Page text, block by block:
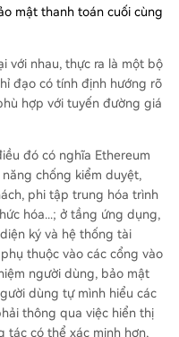
mật thanh toán cuối cùng
với nhau, thực ra là một bộ
đạo có tính định hướng rõ
hợp với tuyến đường giá
đó có nghĩa Ethereum
chống kiểm duyệt,
phi tập trung hóa trình
hóa...; ở tầng ứng dụng,
ký và hệ thống tài
thuộc vào các cổng vào
người dùng, bảo mật
dùng tự mình hiểu các
thông qua việc hiển thị
tác có thể xác minh hơn,